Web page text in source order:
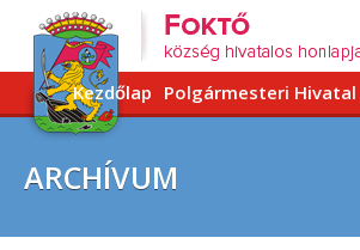
Kezdőlap Polgármesteri Hivatal
ARCHÍVUM